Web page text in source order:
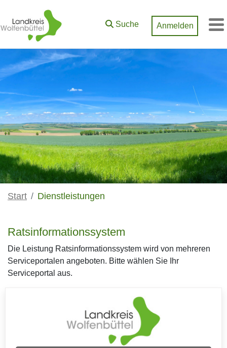
Zum Hauptinhalt springen
Suche Anmelden
Start Dienstleistungen
Ratsinformationssystem
Die Leistung Ratsinformationssystem wird von mehreren
Serviceportalen angeboten. Bitte wählen Sie Ihr
Serviceportal aus.